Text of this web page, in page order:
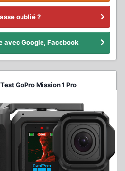
oublié ?
avec Google, Facebook
Test GoPro Mission 1 Pro